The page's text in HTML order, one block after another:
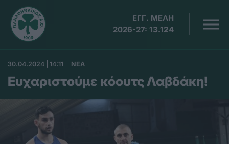
ΕΓΓ. ΜΕΛΗ
2026-27: 13.124
30.04.2024 | 14:11 ΝΕΑ
Ευχαριστούμε κόουτς Λαβδάκη!